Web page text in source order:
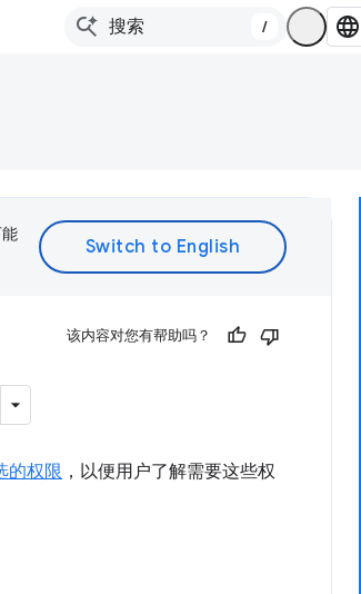
/
该内容对您有帮助吗？
的权限 ，以便用户了解需要这些权